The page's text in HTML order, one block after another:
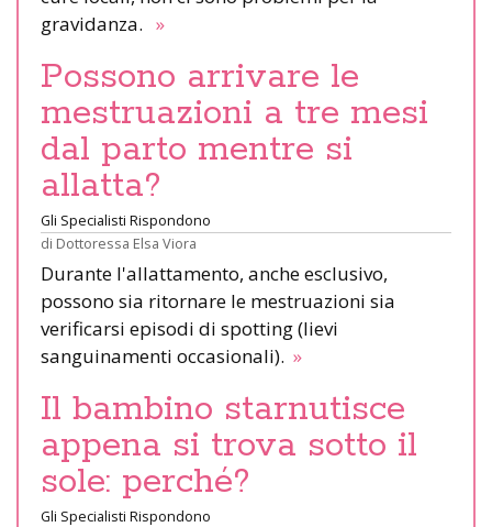
gravidanza. »
Possono arrivare le
mestruazioni a tre mesi
dal parto mentre si
allatta?
Gli Specialisti Rispondono
di Dottoressa Elsa Viora
Durante l'allattamento, anche esclusivo,
possono sia ritornare le mestruazioni sia
verificarsi episodi di spotting (lievi
sanguinamenti occasionali). »
Il bambino starnutisce
appena si trova sotto il
sole: perché?
Gli Specialisti Rispondono